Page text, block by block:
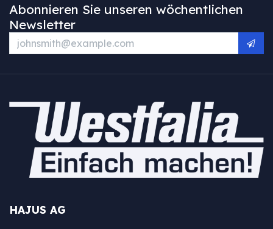
Abonnieren Sie unseren wöchentlichen
Newsletter
HAJUS AG